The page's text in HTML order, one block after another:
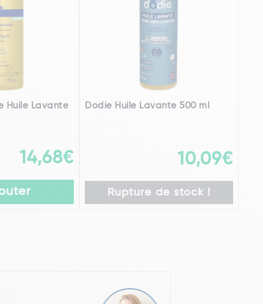
Huile Lavante
14,68€
Dodie Huile Lavante 500 ml
10,09€
Rupture de stock !